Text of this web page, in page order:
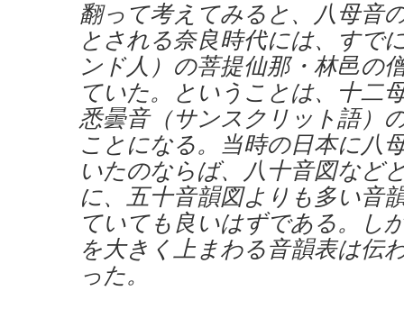
翻って考えてみると、八母音
とされる奈良時代には、すで
ンド人）の菩提仙那・林邑の
ていた。ということは、十二
悉曇音（サンスクリット語）
ことになる。当時の日本に八
いたのならば、八十音図など
に、五十音韻図よりも多い音
ていても良いはずである。し
を大きく上まわる音韻表は伝
った。